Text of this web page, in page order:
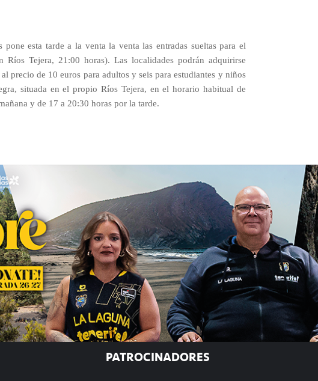
pone esta tarde a la venta la venta las entradas sueltas para el
Ríos Tejera, 21:00 horas). Las localidades podrán adquirirse
precio de 10 euros para adultos y seis para estudiantes y niños
situada en el propio Ríos Tejera, en el horario habitual de
y de 17 a 20:30 horas por la tarde.
PATROCINADORES